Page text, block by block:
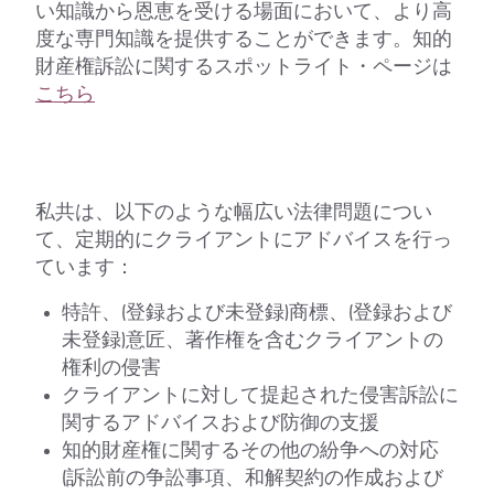
い知識から恩恵を受ける場面において、より高
度な専門知識を提供することができます。知的
財産権訴訟に関するスポットライト・ページは
こちら
私共は、以下のような幅広い法律問題につい
て、定期的にクライアントにアドバイスを行っ
ています：
特許、(登録および未登録)商標、(登録および
未登録)意匠、著作権を含むクライアントの
権利の侵害
クライアントに対して提起された侵害訴訟に
関するアドバイスおよび防御の支援
知的財産権に関するその他の紛争への対応
(訴訟前の争訟事項、和解契約の作成および